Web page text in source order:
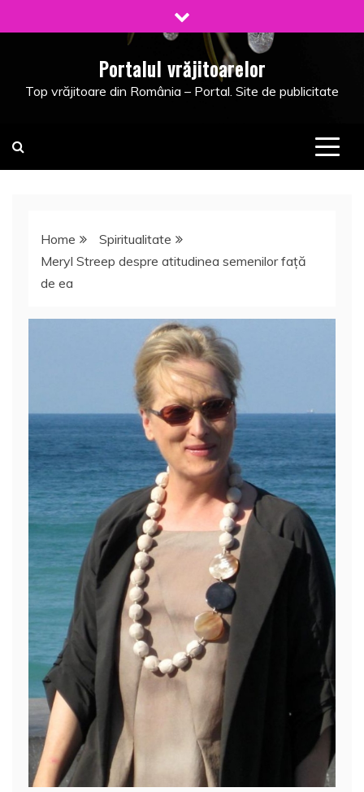
to
Portalul vrăjitoarelor
Top vrăjitoare din România – Portal. Site de publicitate
Home
Spiritualitate
Meryl Streep despre atitudinea semenilor faţă
de ea